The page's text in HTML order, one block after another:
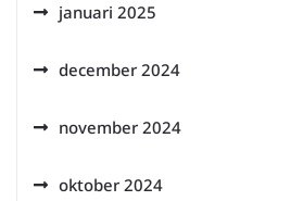
januari 2025
december 2024
november 2024
oktober 2024